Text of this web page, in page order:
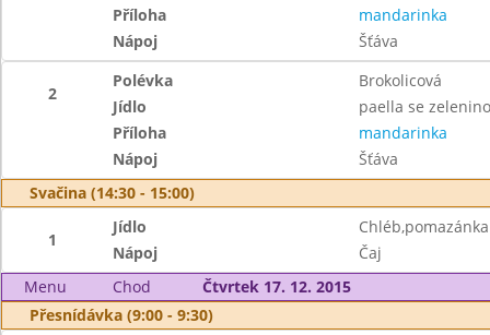
Příloha
mandarinka
Nápoj
Šťáva
2
Polévka
Brokolicová
Jídlo
paella se
Příloha
mandarinka
Nápoj
Šťáva
Svačina (14:30 - 15:00)
1
Jídlo
Nápoj
Čaj
Menu
Chod
Čtvrtek 17. 12. 2015
Přesnídávka (9:00 - 9:30)